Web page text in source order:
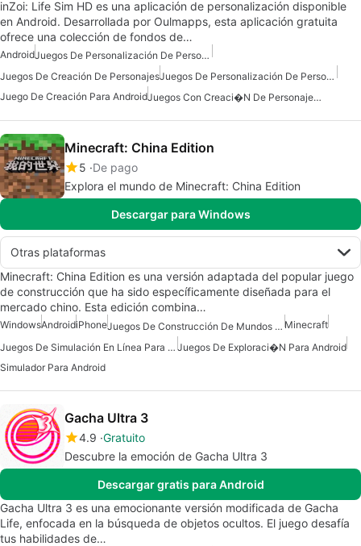
inZoi: Life Sim HD es una aplicación de personalización disponible
en Android. Desarrollada por Oulmapps, esta aplicación gratuita
ofrece una colección de fondos de…
Android
Juegos De Personalización De Personajes Para Android
Juegos De Creación De Personajes
Juegos De Personalización De Personajes
Juego De Creación Para Android
Juegos Con Creaci�n De Personajes En Android
Minecraft: China Edition
5 De pago
Explora el mundo de Minecraft: China Edition
Descargar para Windows
Otras plataformas
Minecraft: China Edition es una versión adaptada del popular juego
de construcción que ha sido específicamente diseñada para el
mercado chino. Esta edición combina…
WindowsAndroidiPhone Juegos De Construcción De Mundos Para Android Minecraft
Juegos De Simulación En Línea Para Android Juegos De Exploraci�n Para Android
Simulador Para Android
Gacha Ultra 3
4.9 Gratuito
Descubre la emoción de Gacha Ultra 3
Descargar gratis para Android
Gacha Ultra 3 es una emocionante versión modificada de Gacha
Life, enfocada en la búsqueda de objetos ocultos. El juego desafía
tus habilidades de…